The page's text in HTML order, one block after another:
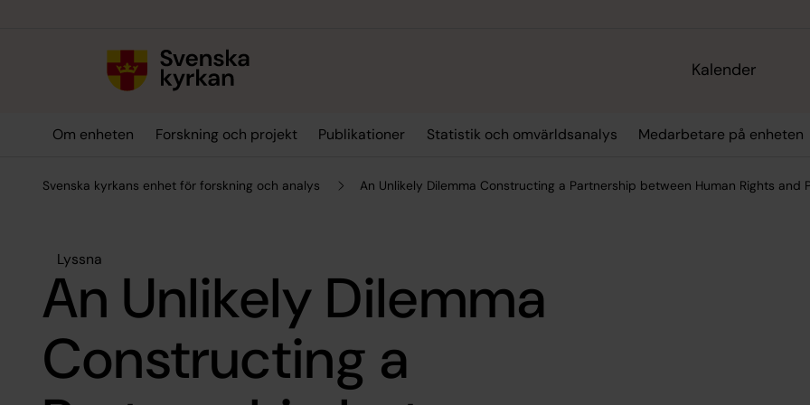
Kalender
Om enheten Forskning och projekt Publikationer Statistik och omvärldsanalys Medarbetare på enheten
Svenska kyrkans enhet för forskning och analys An Unlikely Dilemma Constructing a Partnership between Human Rights and
Lyssna
An Unlikely Dilemma
Constructing a